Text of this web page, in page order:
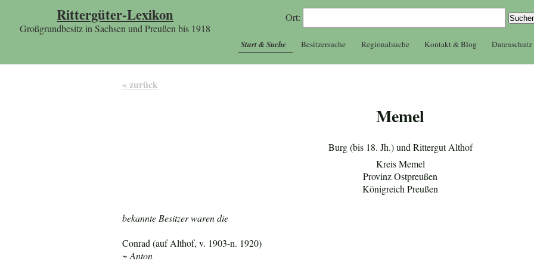
Rittergüter-Lexikon
Großgrundbesitz in Sachsen und Preußen bis 1918
Ort:
Start & Suche Besitzersuche Regionalsuche Kontakt & Blog Datenschutz
« zurück
Memel
Burg (bis 18. Jh.) und Rittergut Althof
Kreis Memel
Provinz Ostpreußen
Königreich Preußen
bekannte Besitzer waren die
Conrad (auf Althof, v. 1903-n. 1920)
~ Anton